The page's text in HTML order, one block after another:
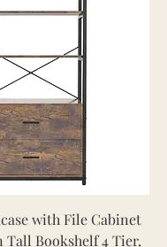
with File Cabinet
Tall Bookshelf 4 Tier,